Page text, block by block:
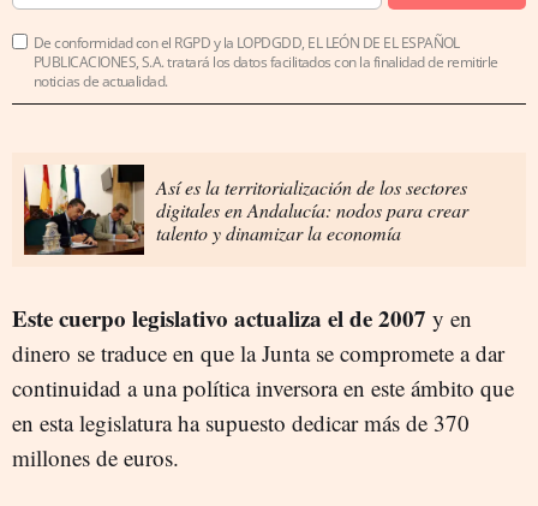
De conformidad con el RGPD y la LOPDGDD, EL LEÓN DE EL ESPAÑOL
PUBLICACIONES, S.A. tratará los datos facilitados con la finalidad de remitirle
noticias de actualidad.
Así es la territorialización de los sectores
digitales en Andalucía: nodos para crear
talento y dinamizar la economía
Este cuerpo legislativo actualiza el de 2007 y en
dinero se traduce en que la Junta se compromete a dar
continuidad a una política inversora en este ámbito que
en esta legislatura ha supuesto dedicar más de 370
millones de euros.